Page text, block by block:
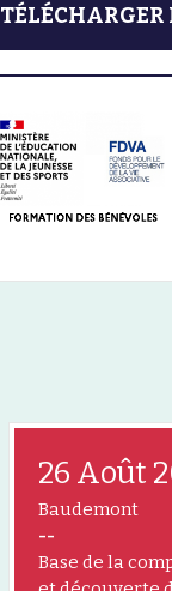
TÉLÉCHARGER
26 Août
Baudemont
--
Base de la